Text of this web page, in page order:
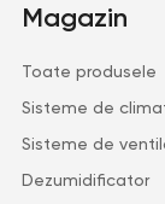
Magazin
Toate produsele
Sisteme de
Sisteme de
Dezumidificator